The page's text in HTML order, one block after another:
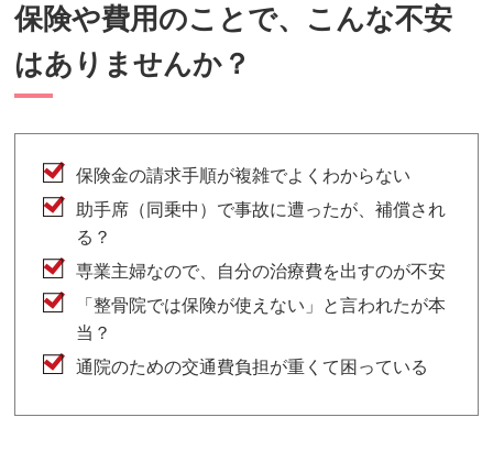
保険や費用のことで、こんな不安
はありませんか？
保険金の請求手順が複雑でよくわからない
助手席（同乗中）で事故に遭ったが、補償され
る？
専業主婦なので、自分の治療費を出すのが不安
「整骨院では保険が使えない」と言われたが本
当？
通院のための交通費負担が重くて困っている